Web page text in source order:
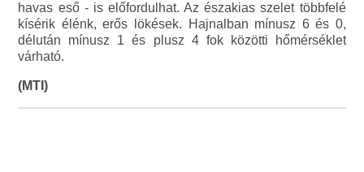
havas eső - is előfordulhat. Az északias szelet többfelé
kísérik élénk, erős lökések. Hajnalban mínusz 6 és 0,
délután mínusz 1 és plusz 4 fok közötti hőmérséklet
várható.
(MTI)